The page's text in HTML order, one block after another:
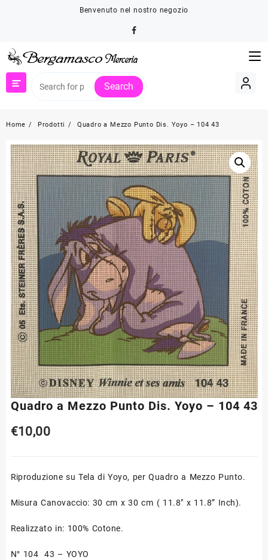
Benvenuto nel nostro negozio
Search
Home Prodotti Quadro a Mezzo Punto Dis. Yoyo – 104 43
Quadro a Mezzo Punto Dis. Yoyo – 104 43
€10,00
Riproduzione su Tela di Yoyo, per Quadro a Mezzo Punto.
Misura Canovaccio: 30 cm x 30 cm ( 11.8″ x 11.8” Inch).
Realizzato in: 100% Cotone.
N° 104 43 – YOYO